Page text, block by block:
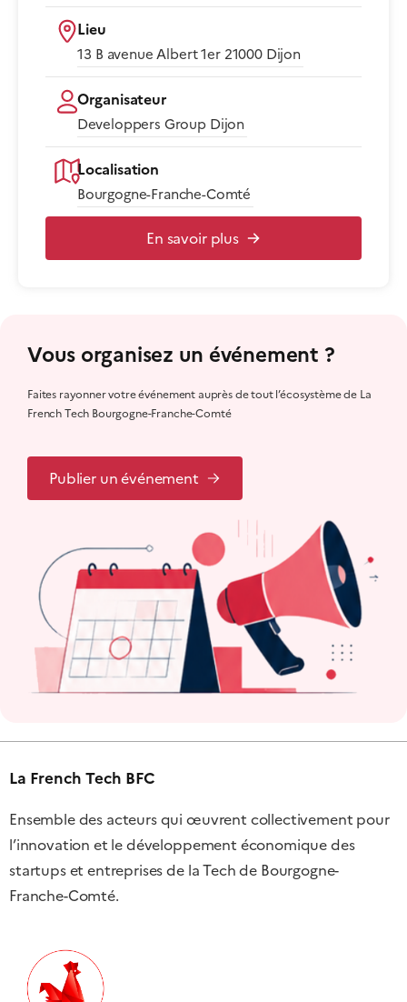
Lieu
13 B avenue Albert 1er 21000 Dijon​
Organisateur
Developpers Group Dijon
Localisation
Bourgogne-Franche-Comté
En savoir plus
Vous organisez un événement ?
Faites rayonner votre événement auprès de tout l’écosystème de La
French Tech Bourgogne-Franche-Comté
Publier un événement
La French Tech BFC
Ensemble des acteurs qui œuvrent collectivement pour
l’innovation et le développement économique des
startups et entreprises de la Tech de Bourgogne-
Franche-Comté.